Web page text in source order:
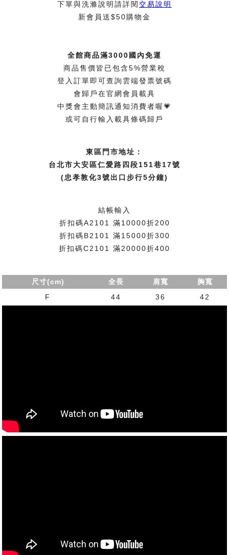
下單與洗滌說明請詳閱交易說明
新會員送$50購物金
全館商品滿3000國內免運
商品售價皆已包含5%營業稅
登入訂單即可查詢雲端發票號碼
會歸戶在官網會員載具
中獎會主動簡訊通知消費者喔💗
或可自行輸入載具條碼歸戶
東區門市地址：
台北市大安區仁愛路四段151巷17號
(忠孝敦化3號出口步行5分鐘)
結帳輸入
折扣碼A2101 滿10000折200
折扣碼B2101 滿15000折300
折扣碼C2101 滿20000折400
尺寸(cm) 全長 肩寬
胸寬
F
44 36 42